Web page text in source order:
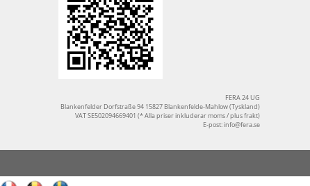
FERA 24 UG
Blankenfelder Dorfstraße 94 15827 Blankenfelde-Mahlow (Tyskland)
VAT SE502094669401 (* Alla priser inkluderar moms / plus frakt)
E-post:info@fera.se